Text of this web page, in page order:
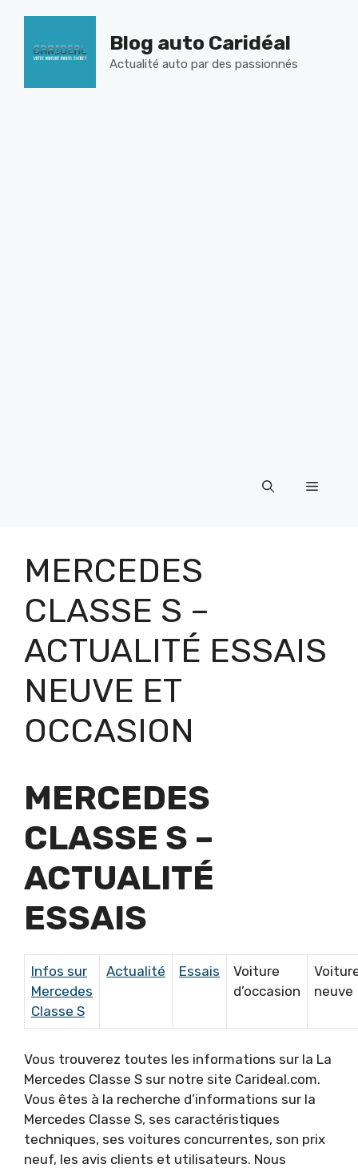
contenu
Blog auto Caridéal
Actualité auto par des passionnés
Menu
MERCEDES
CLASSE S –
ACTUALITÉ ESSAIS
NEUVE ET
OCCASION
MERCEDES
CLASSE S –
ACTUALITÉ
ESSAIS
Infos sur
Mercedes
Classe S
Actualité Essais
Voiture
d’occasion
neuve
Vous trouverez toutes les informations sur la La
Mercedes Classe S sur notre site Carideal.com.
Vous êtes à la recherche d’informations sur la
Mercedes Classe S, ses caractéristiques
techniques, ses voitures concurrentes, son prix
neuf, les avis clients et utilisateurs. Nous